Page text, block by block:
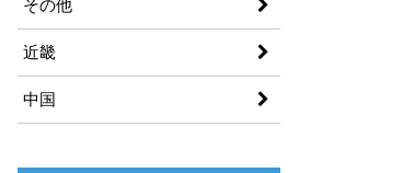
その他
近畿
中国